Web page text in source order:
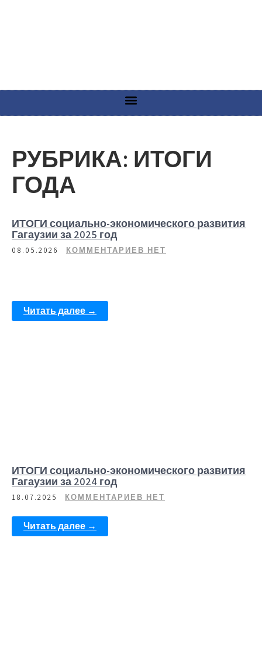
РУБРИКА: ИТОГИ
ГОДА
ИТОГИ социально-экономического развития
Гагаузии за 2025 год
08.05.2026 КОММЕНТАРИЕВ НЕТ
Читать далее →
ИТОГИ социально-экономического развития
Гагаузии за 2024 год
18.07.2025 КОММЕНТАРИЕВ НЕТ
Читать далее →